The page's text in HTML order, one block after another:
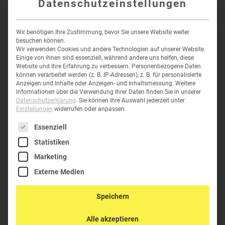
PELI™ CASE 1300
82,70 €–130,21€ inkl.
MwSt
K-1450
Datenschutzeinstellungen
Wir benötigen Ihre Zustimmung, bevor Sie unsere Website weiter
besuchen können.
Wir verwenden Cookies und andere Technologien auf unserer Website.
Einige von ihnen sind essenziell, während andere uns helfen, diese
Website und Ihre Erfahrung zu verbessern. Personenbezogene Daten
können verarbeitet werden (z. B. IP-Adressen), z. B. für personalisierte
Anzeigen und Inhalte oder Anzeigen- und Inhaltsmessung. Weitere
Informationen über die Verwendung Ihrer Daten finden Sie in unserer
Datenschutzerklärung. Sie können Ihre Auswahl jederzeit unter
Einstellungen widerrufen oder anpassen.
Es folgt eine Liste der Service-Gruppen, für die eine
Essenziell
Statistiken
Marketing
Externe Medien
Speichern
Alle akzeptieren